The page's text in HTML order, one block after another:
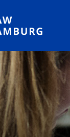
Angewandte